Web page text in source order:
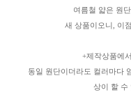
여름철 얇은 원
새 상품이오니, 이
+제작상품에
동일 원단이더라도 컬러마다
상이 할 수